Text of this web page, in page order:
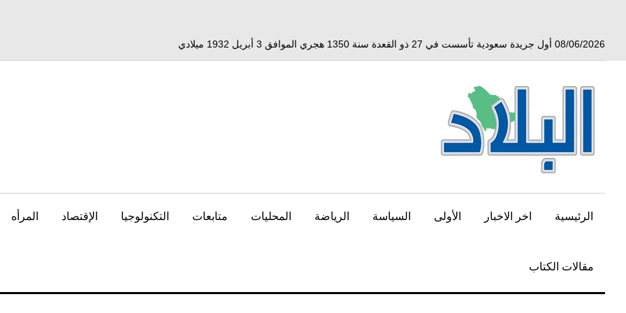
08/06/2026 أول جريدة سعودية تأسست في 27 ذو القعدة سنة 1350 هجري الموافق 3 أبريل 1932 ميلادي
الرئيسية اخر الاخبار الأولى السياسة الرياضة المحليات متابعات التكنولوجيا الإقتصاد المرأه
مقالات الكتاب